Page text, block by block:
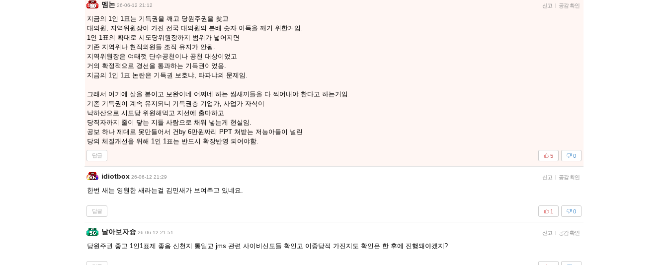
멤논 26-06-12 21:12 신고 | 공감 확인
지금의 1인 1표는 기득권을 깨고 당원주권을 찾고
대의원, 지역위원장이 가진 전국 대의원의 분배 숫자 이득을 깨기 위한거임.
1인 1표의 확대로 시도당위원장까지 범위가 넓어지면
기존 지역위나 현직의원들 조직 유지가 안됨.
지역위원장은 여태껏 단수공천이나 공천 대상이었고
거의 확정적으로 경선을 통과하는 기득권이었음.
지금의 1인 1표 논란은 기득권 보호냐, 타파냐의 문제임.
그래서 여기에 살을 붙이고 보완이네 어쩌네 하는 씹새끼들을 다 찍어내야 한다고 하는거임.
기존 기득권이 계속 유지되니 기득권층 기업가, 사업가 자식이
낙하산으로 시도당 위원해먹고 지선에 출마하고
당직자까지 줄이 닿는 지들 사람으로 채워 넣는게 현실임.
공보 하나 제대로 못만들어서 건by 6만원짜리 PPT 쳐받는 저능아들이 널린
당의 체질개선을 위해 1인 1표는 반드시 확장반영 되어야함.
답글 0
5
idiotbox 26-06-12 21:29 신고 | 공감 확인
한번 새는 영원한 새라는걸 김민새가 보여주고 있네요.
답글 0
1
날아보자슝 26-06-12 21:51 신고 | 공감 확인
당원주권 좋고 1인1표제 좋음 신천지 통일교 jms 관련 사이비신도들 확인고 이중당적 가진지도 확인은 한 후에 진행돼야겠지?